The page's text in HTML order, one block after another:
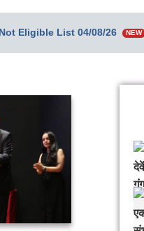
Eligible List 04/08/26 NEW